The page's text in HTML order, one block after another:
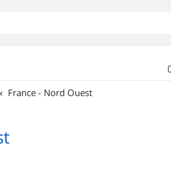
France - Nord Ouest